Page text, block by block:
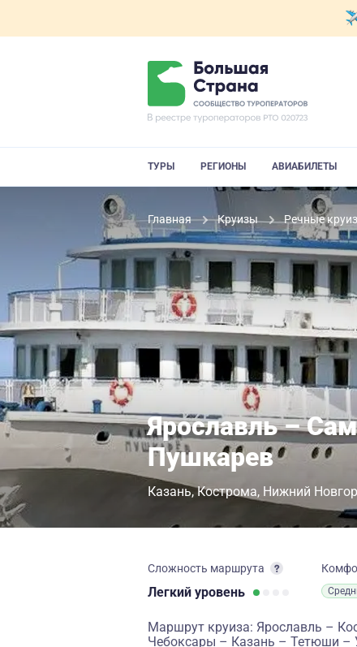
ТУРЫ РЕГИОНЫ АВИАБИЛЕТЫ
Главная Круизы Речные
Ярославль –
Пушкарев
Казань Кострома Нижний
Сложность маршрута
Легкий уровень
Маршрут круиза: Ярославль –
Чебоксары – Казань – Тетюши –